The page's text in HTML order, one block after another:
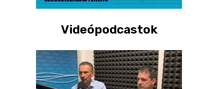
Videópodcastok